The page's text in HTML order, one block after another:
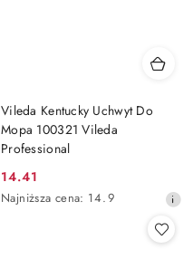
Vileda Kentucky Uchwyt Do
Mopa 100321 Vileda
Professional
Cena
promocyjna:
14.41
Najniższa
Najniższa cena: 14.9